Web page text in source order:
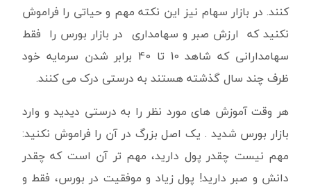
کنند. در بازار سهام‌ نیز این نکته مهم و حیاتی را فراموش
نکنید که ارزش صبر و سهامداری در بازار بورس را فقط
سهامدارانی که شاهد 10 تا 40 برابر شدن سرمایه خود
ظرف چند سال گذشته هستند به درستی درک می کنند.
هر وقت آموزش های مورد نظر را به درستی دیدید و وارد
بازار بورس شدید . یک اصل بزرگ در آن را فراموش نکنید:
مهم نیست چقدر پول دارید، مهم تر آن است که چقدر
دانش و صبر دارید! پول زیاد و موفقیت در بورس، فقط و